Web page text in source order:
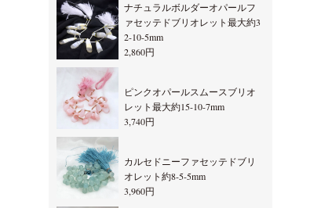
ナチュラルボルダーオパールフ
ァセッテドブリオレット最大約3
2-10-5mm
2,860円
ピンクオパールスムースブリオ
レット最大約15-10-7mm
3,740円
カルセドニーファセッテドブリ
オレット約8-5-5mm
3,960円